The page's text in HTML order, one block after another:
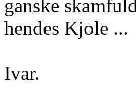
ganske
hendes Kjole ...
Ivar.